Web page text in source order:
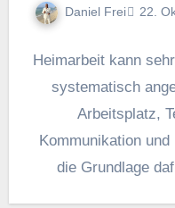
Daniel Frei 22.
Heimarbeit k‬ann
systematisch
Arbeitsplatz,
Kommunikation
d‬ie Grundlage